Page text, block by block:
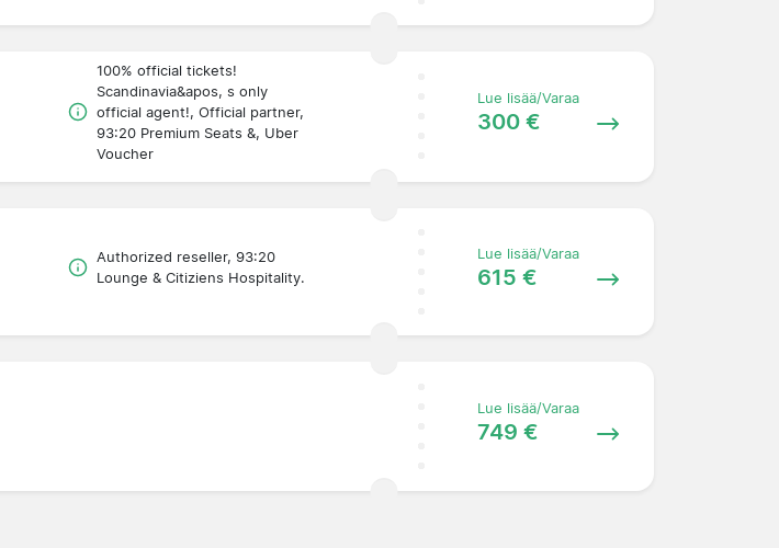
100% official tickets!
Scandinavia&apos, s only
official agent!, Official partner,
93:20 Premium Seats &, Uber
Voucher
Lue lisää/Varaa
300 €
Authorized reseller, 93:20
Lounge & Citiziens Hospitality.
Lue lisää/Varaa
615 €
Lue lisää/Varaa
749 €